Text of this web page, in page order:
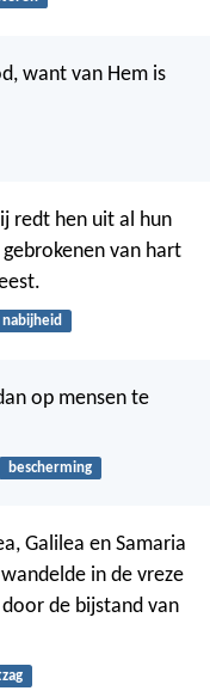
want van Hem is
redt hen uit al hun
gebrokenen van hart
nabijheid
op mensen te
bescherming
Galilea en Samaria
in de vreze
de bijstand van